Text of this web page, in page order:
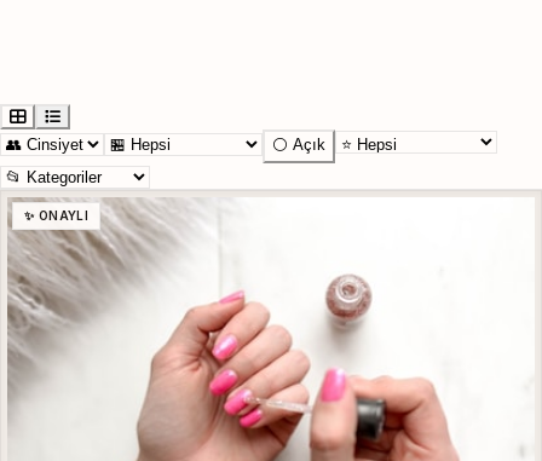
⚪ Açık
✨ ONAYLI